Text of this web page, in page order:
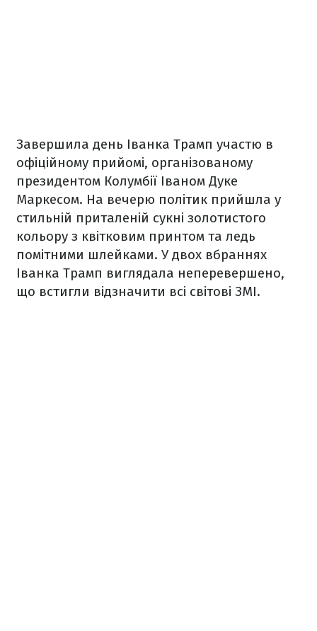
Завершила день Іванка Трамп участю в
офіційному прийомі, організованому
президентом Колумбії Іваном Дуке
Маркесом. На вечерю політик прийшла у
стильній приталеній сукні золотистого
кольору з квітковим принтом та ледь
помітними шлейками. У двох вбраннях
Іванка Трамп виглядала неперевершено,
що встигли відзначити всі світові ЗМІ.